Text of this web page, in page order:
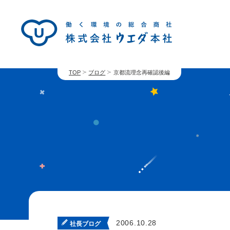
TOP ブログ 京都流理念再確認後編
社長ブログ 2006.10.28